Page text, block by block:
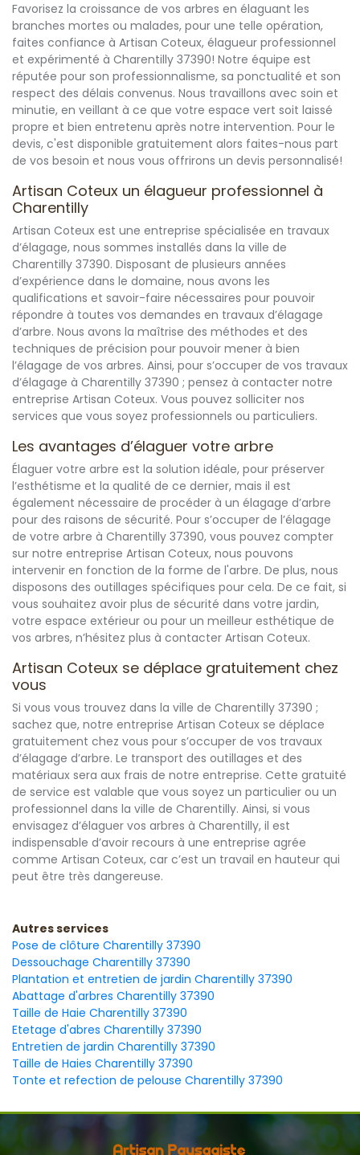
Favorisez la croissance de vos arbres en élaguant les
branches mortes ou malades, pour une telle opération,
faites confiance à Artisan Coteux, élagueur professionnel
et expérimenté à Charentilly 37390! Notre équipe est
réputée pour son professionnalisme, sa ponctualité et son
respect des délais convenus. Nous travaillons avec soin et
minutie, en veillant à ce que votre espace vert soit laissé
propre et bien entretenu après notre intervention. Pour le
devis, c'est disponible gratuitement alors faites-nous part
de vos besoin et nous vous offrirons un devis personnalisé!
Artisan Coteux un élagueur professionnel à
Charentilly
Artisan Coteux est une entreprise spécialisée en travaux
d’élagage, nous sommes installés dans la ville de
Charentilly 37390. Disposant de plusieurs années
d’expérience dans le domaine, nous avons les
qualifications et savoir-faire nécessaires pour pouvoir
répondre à toutes vos demandes en travaux d’élagage
d’arbre. Nous avons la maîtrise des méthodes et des
techniques de précision pour pouvoir mener à bien
l’élagage de vos arbres. Ainsi, pour s’occuper de vos travaux
d’élagage à Charentilly 37390 ; pensez à contacter notre
entreprise Artisan Coteux. Vous pouvez solliciter nos
services que vous soyez professionnels ou particuliers.
Les avantages d’élaguer votre arbre
Élaguer votre arbre est la solution idéale, pour préserver
l’esthétisme et la qualité de ce dernier, mais il est
également nécessaire de procéder à un élagage d’arbre
pour des raisons de sécurité. Pour s’occuper de l’élagage
de votre arbre à Charentilly 37390, vous pouvez compter
sur notre entreprise Artisan Coteux, nous pouvons
intervenir en fonction de la forme de l'arbre. De plus, nous
disposons des outillages spécifiques pour cela. De ce fait, si
vous souhaitez avoir plus de sécurité dans votre jardin,
votre espace extérieur ou pour un meilleur esthétique de
vos arbres, n’hésitez plus à contacter Artisan Coteux.
Artisan Coteux se déplace gratuitement chez
vous
Si vous vous trouvez dans la ville de Charentilly 37390 ;
sachez que, notre entreprise Artisan Coteux se déplace
gratuitement chez vous pour s’occuper de vos travaux
d’élagage d’arbre. Le transport des outillages et des
matériaux sera aux frais de notre entreprise. Cette gratuité
de service est valable que vous soyez un particulier ou un
professionnel dans la ville de Charentilly. Ainsi, si vous
envisagez d’élaguer vos arbres à Charentilly, il est
indispensable d’avoir recours à une entreprise agrée
comme Artisan Coteux, car c’est un travail en hauteur qui
peut être très dangereuse.
Autres services
Pose de clôture Charentilly 37390
Dessouchage Charentilly 37390
Plantation et entretien de jardin Charentilly 37390
Abattage d'arbres Charentilly 37390
Taille de Haie Charentilly 37390
Etetage d'abres Charentilly 37390
Entretien de jardin Charentilly 37390
Taille de Haies Charentilly 37390
Tonte et refection de pelouse Charentilly 37390